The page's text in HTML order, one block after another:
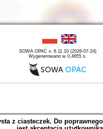
SOWA OPAC v. 6.11.10 (2026-07-24)
Wygenerowano w 0,4655 s.
z ciasteczek. Do